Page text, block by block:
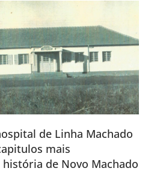
de Linha Machado
mais
de Novo Machado